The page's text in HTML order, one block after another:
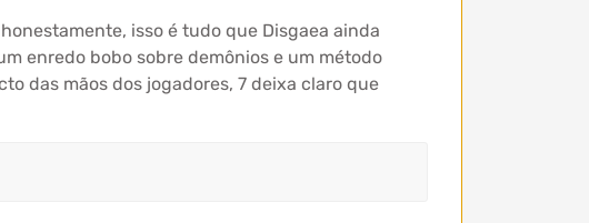
isso é tudo que Disgaea ainda
enredo bobo sobre demônios e um método
das mãos dos jogadores, 7 deixa claro que